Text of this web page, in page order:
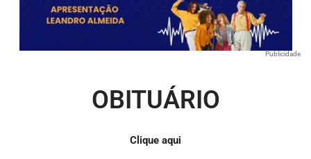
Publicidade
OBITUÁRIO
Clique aqui